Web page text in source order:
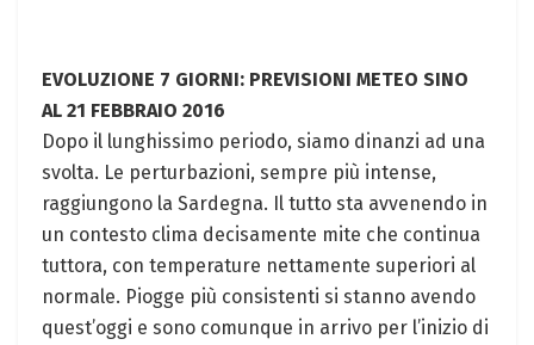
EVOLUZIONE 7 GIORNI: PREVISIONI METEO SINO
AL 21 FEBBRAIO 2016
Dopo il lunghissimo periodo, siamo dinanzi ad una
svolta. Le perturbazioni, sempre più intense,
raggiungono la Sardegna. Il tutto sta avvenendo in
un contesto clima decisamente mite che continua
tuttora, con temperature nettamente superiori al
normale. Piogge più consistenti si stanno avendo
quest’oggi e sono comunque in arrivo per l’inizio di